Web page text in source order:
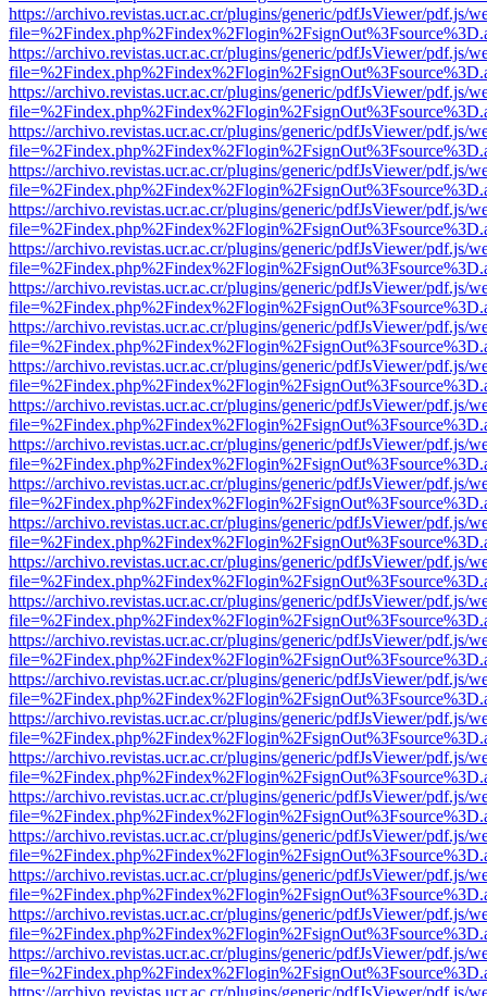
https://archivo.revistas.ucr.ac.cr/plugins/generic/pdfJsViewer/pdf.js/
https://archivo.revistas.ucr.ac.cr/plugins/generic/pdfJsViewer/pdf.js/
https://archivo.revistas.ucr.ac.cr/plugins/generic/pdfJsViewer/pdf.js/
https://archivo.revistas.ucr.ac.cr/plugins/generic/pdfJsViewer/pdf.js/
https://archivo.revistas.ucr.ac.cr/plugins/generic/pdfJsViewer/pdf.js/
https://archivo.revistas.ucr.ac.cr/plugins/generic/pdfJsViewer/pdf.js/
https://archivo.revistas.ucr.ac.cr/plugins/generic/pdfJsViewer/pdf.js/
https://archivo.revistas.ucr.ac.cr/plugins/generic/pdfJsViewer/pdf.js/
https://archivo.revistas.ucr.ac.cr/plugins/generic/pdfJsViewer/pdf.js/
https://archivo.revistas.ucr.ac.cr/plugins/generic/pdfJsViewer/pdf.js/
https://archivo.revistas.ucr.ac.cr/plugins/generic/pdfJsViewer/pdf.js/
https://archivo.revistas.ucr.ac.cr/plugins/generic/pdfJsViewer/pdf.js/
https://archivo.revistas.ucr.ac.cr/plugins/generic/pdfJsViewer/pdf.js/
https://archivo.revistas.ucr.ac.cr/plugins/generic/pdfJsViewer/pdf.js/
https://archivo.revistas.ucr.ac.cr/plugins/generic/pdfJsViewer/pdf.js/
https://archivo.revistas.ucr.ac.cr/plugins/generic/pdfJsViewer/pdf.js/
https://archivo.revistas.ucr.ac.cr/plugins/generic/pdfJsViewer/pdf.js/
https://archivo.revistas.ucr.ac.cr/plugins/generic/pdfJsViewer/pdf.js/
https://archivo.revistas.ucr.ac.cr/plugins/generic/pdfJsViewer/pdf.js/
https://archivo.revistas.ucr.ac.cr/plugins/generic/pdfJsViewer/pdf.js/
https://archivo.revistas.ucr.ac.cr/plugins/generic/pdfJsViewer/pdf.js/
https://archivo.revistas.ucr.ac.cr/plugins/generic/pdfJsViewer/pdf.js/
https://archivo.revistas.ucr.ac.cr/plugins/generic/pdfJsViewer/pdf.js/
https://archivo.revistas.ucr.ac.cr/plugins/generic/pdfJsViewer/pdf.js/
https://archivo.revistas.ucr.ac.cr/plugins/generic/pdfJsViewer/pdf.js/
https://archivo.revistas.ucr.ac.cr/plugins/generic/pdfJsViewer/pdf.js/